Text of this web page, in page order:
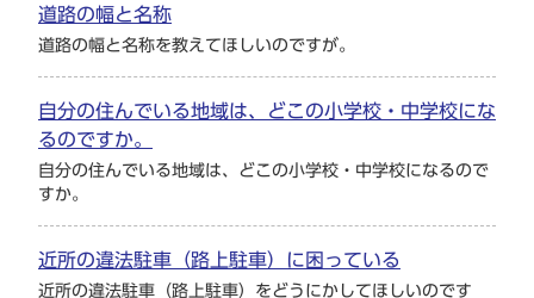
道路の幅と名称
道路の幅と名称を教えてほしいのですが。
自分の住んでいる地域は、どこの小学校・中学校にな
るのですか。
自分の住んでいる地域は、どこの小学校・中学校になるので
すか。
近所の違法駐車（路上駐車）に困っている
近所の違法駐車（路上駐車）をどうにかしてほしいのです